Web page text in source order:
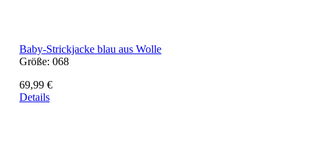
Baby-Strickjacke blau aus Wolle
Größe: 068
69,99 €
Details